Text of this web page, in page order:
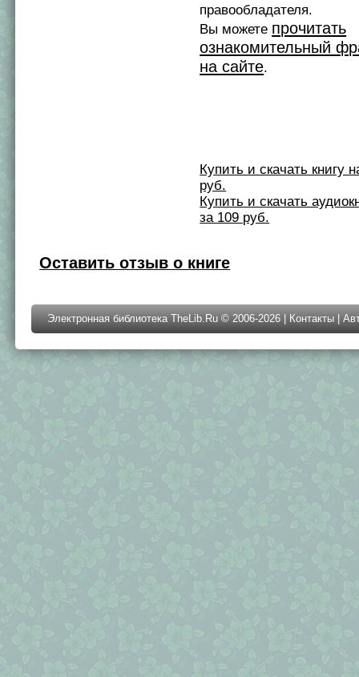
правообладателя.
Вы можете прочитать
ознакомительный
на сайте.
Купить и скачать книгу
руб.
Купить и скачать
за 109 руб.
Оставить отзыв о книге
Электронная библиотека TheLib.Ru © 2006-2026 | Контакты |